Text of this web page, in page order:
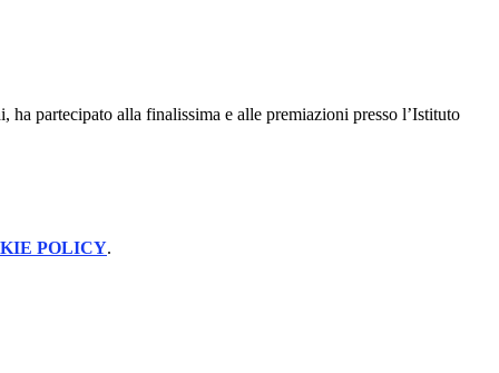
partecipato alla finalissima e alle premiazioni presso l’Istituto
POLICY.